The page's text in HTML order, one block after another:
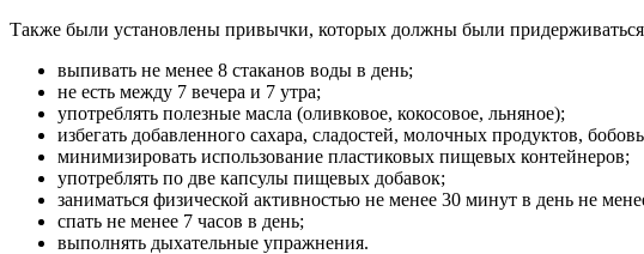
Также были установлены привычки, которых должны были
выпивать не менее 8 стаканов воды в день;
не есть между 7 вечера и 7 утра;
употреблять полезные масла (оливковое, кокосовое, льняное);
избегать добавленного сахара, сладостей, молочных продуктов,
минимизировать использование пластиковых пищевых контейнеров;
употреблять по две капсулы пищевых добавок;
заниматься физической активностью не менее 30 минут в день не
спать не менее 7 часов в день;
выполнять дыхательные упражнения.